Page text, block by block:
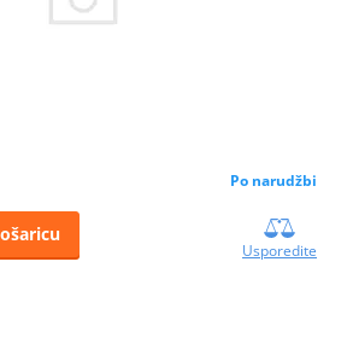
Po narudžbi
Usporedite